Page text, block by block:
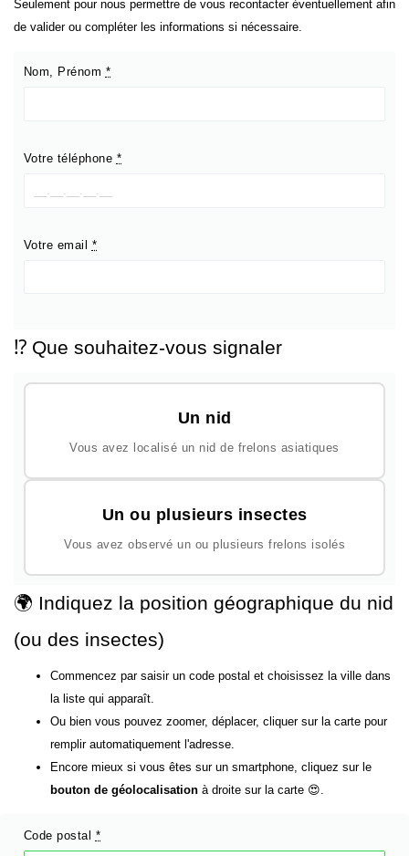
Seulement pour nous permettre de vous recontacter éventuellement afin
de valider ou compléter les informations si nécessaire.
Nom, Prénom *
Votre téléphone *
Votre email *
⁉️ Que souhaitez-vous signaler
Un nid
Vous avez localisé un nid de frelons asiatiques
Un ou plusieurs insectes
Vous avez observé un ou plusieurs frelons isolés
🌍 Indiquez la position géographique du nid
(ou des insectes)
Commencez par saisir un code postal et choisissez la ville dans
la liste qui apparaît.
Ou bien vous pouvez zoomer, déplacer, cliquer sur la carte pour
remplir automatiquement l'adresse.
Encore mieux si vous êtes sur un smartphone, cliquez sur le
bouton de géolocalisation à droite sur la carte 😍.
Code postal *